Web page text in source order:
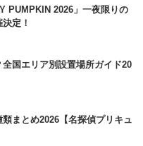
PUMPKIN 2026」一夜限りの
定！
国エリア別設置場所ガイド20
まとめ2026【名探偵プリキュ